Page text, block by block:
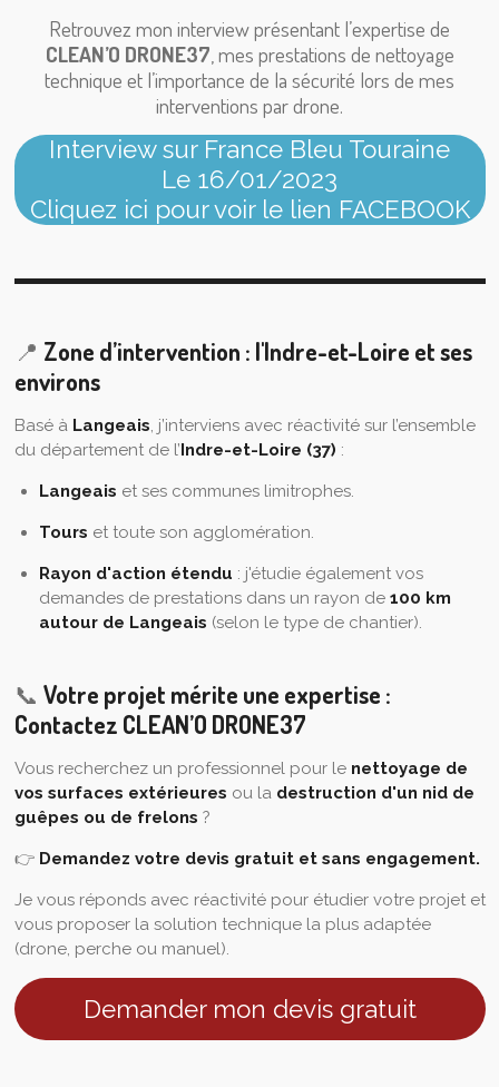
Retrouvez mon interview présentant l’expertise de
CLEAN’O DRONE37, mes prestations de nettoyage
technique et l’importance de la sécurité lors de mes
interventions par drone.
Interview sur France Bleu Touraine
Le 16/01/2023
Cliquez ici pour voir le lien FACEBOOK
📍 Zone d’intervention : l'Indre-et-Loire et ses
environs
Basé à Langeais, j’interviens avec réactivité sur l’ensemble
du département de l’Indre-et-Loire (37) :
Langeais et ses communes limitrophes.
Tours et toute son agglomération.
Rayon d'action étendu : j'étudie également vos
demandes de prestations dans un rayon de 100 km
autour de Langeais (selon le type de chantier).
📞 Votre projet mérite une expertise :
Contactez CLEAN’O DRONE37
Vous recherchez un professionnel pour le nettoyage de
vos surfaces extérieures ou la destruction d'un nid de
guêpes ou de frelons ?
👉 Demandez votre devis gratuit et sans engagement.
Je vous réponds avec réactivité pour étudier votre projet et
vous proposer la solution technique la plus adaptée
(drone, perche ou manuel).
Demander mon devis gratuit